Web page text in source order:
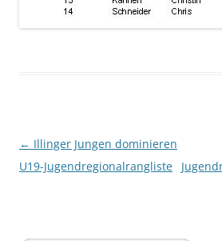
Beitragsnavigation
← Illinger Jungen dominieren
U19-Jugendregionalrangliste